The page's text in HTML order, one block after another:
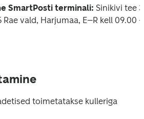
SmartPosti terminali: Sinikivi tee
Rae vald, Harjumaa, E–R kell 09.00 –
toimetatakse kulleriga